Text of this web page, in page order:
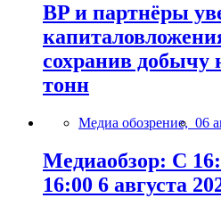
BP и партнёры
сохранив добычу
тонн
Медиа обозрение, 06
Медиаобзор: С
16:00 6 августа